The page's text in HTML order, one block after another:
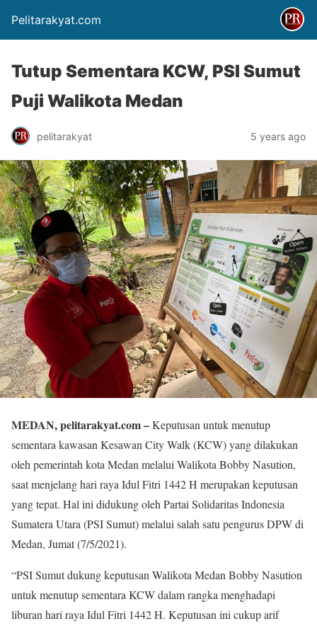
Pelitarakyat.com
Tutup Sementara KCW, PSI Sumut
Puji Walikota Medan
pelitarakyat 5 years ago
MEDAN, pelitarakyat.com –Keputusan untuk menutup
sementara kawasan Kesawan City Walk (KCW) yang dilakukan
oleh pemerintah kota Medan melalui Walikota Bobby Nasution,
saat menjelang hari raya Idul Fitri 1442 H merupakan keputusan
yang tepat. Hal ini didukung oleh Partai Solidaritas Indonesia
Sumatera Utara (PSI Sumut) melalui salah satu pengurus DPW di
Medan, Jumat (7/5/2021).
“PSI Sumut dukung keputusan Walikota Medan Bobby Nasution
untuk menutup sementara KCW dalam rangka menghadapi
liburan hari raya Idul Fitri 1442 H. Keputusan ini cukup arif